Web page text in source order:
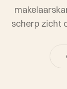
scherp zicht